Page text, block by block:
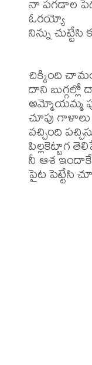
ఓరయ్యో
నిన్ను
చిక్కింది
దాని బుగ్గల్లో
అమ్మోయమ్మ
చూపు గాళాలు
వచ్చింది
పిల్లకెట్టాగ
నీ ఆశ ఇందాకే
పైట పెట్టేసి